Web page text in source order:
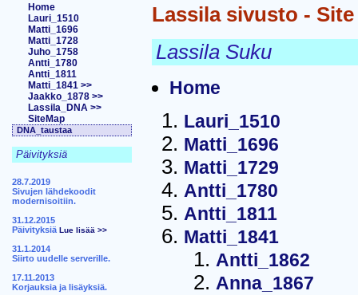
Home
Lauri_1510
Matti_1696
Matti_1728
Juho_1758
Antti_1780
Antti_1811
Matti_1841 >>
Jaakko_1878 >>
Lassila_DNA >>
SiteMap
DNA_taustaa
Päivityksiä
28.7.2019
Sivujen lähdekoodit
modernisoitiin.
31.12.2015
Päivityksiä Lue lisää >>
31.1.2014
Siirto uudelle serverille.
17.11.2013
Korjauksia ja lisäyksiä.
Lassila sivusto - Site
Lassila Suku
Home
Lauri_1510
Matti_1696
Matti_1729
Antti_1780
Antti_1811
Matti_1841
Antti_1862
Anna_1867